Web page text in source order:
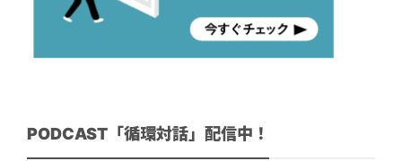
PODCAST「循環対話」配信中！